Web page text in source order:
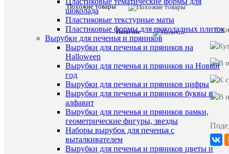
шоколада
Пластиковые текстурные маты
Пластиковые формы для шоколадных плиток
Вырубки для печенья и пряников
Вырубки для печенья и пряников на
Halloween
Вырубки для печенья и пряников на Новый
год
Вырубки для печенья и пряников цифры
Вырубки для печенья и пряников буквы и
алфавит
Вырубки для печенья и пряников рамки,
геометрические фигуры, звезды
Наборы вырубок для печенья с
выталкивателем
Вырубки для печенья и пряников цветы и
Похожие товары
Наличие
(8)